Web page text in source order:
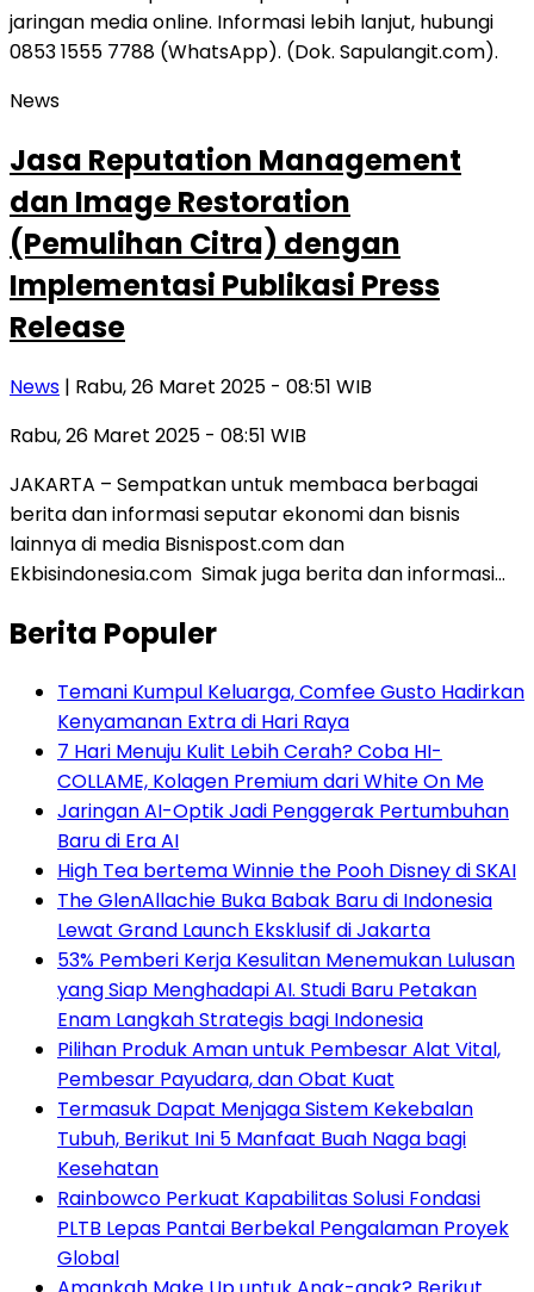
News
Jasa Reputation Management
dan Image Restoration
(Pemulihan Citra) dengan
Implementasi Publikasi Press
Release
News | Rabu, 26 Maret 2025 - 08:51 WIB
Rabu, 26 Maret 2025 - 08:51 WIB
JAKARTA – Sempatkan untuk membaca berbagai
berita dan informasi seputar ekonomi dan bisnis
lainnya di media Bisnispost.com dan
Ekbisindonesia.com Simak juga berita dan informasi…
Berita Populer
Temani Kumpul Keluarga, Comfee Gusto Hadirkan
Kenyamanan Extra di Hari Raya
7 Hari Menuju Kulit Lebih Cerah? Coba HI-
COLLAME, Kolagen Premium dari White On Me
Jaringan AI-Optik Jadi Penggerak Pertumbuhan
Baru di Era AI
High Tea bertema Winnie the Pooh Disney di SKAI
The GlenAllachie Buka Babak Baru di Indonesia
Lewat Grand Launch Eksklusif di Jakarta
53% Pemberi Kerja Kesulitan Menemukan Lulusan
yang Siap Menghadapi AI. Studi Baru Petakan
Enam Langkah Strategis bagi Indonesia
Pilihan Produk Aman untuk Pembesar Alat Vital,
Pembesar Payudara, dan Obat Kuat
Termasuk Dapat Menjaga Sistem Kekebalan
Tubuh, Berikut Ini 5 Manfaat Buah Naga bagi
Kesehatan
Rainbowco Perkuat Kapabilitas Solusi Fondasi
PLTB Lepas Pantai Berbekal Pengalaman Proyek
Global